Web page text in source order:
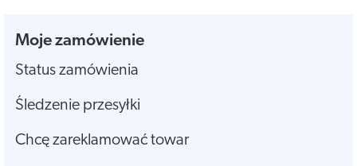
Moje zamówienie
Status zamówienia
Śledzenie przesyłki
Chcę zareklamować towar